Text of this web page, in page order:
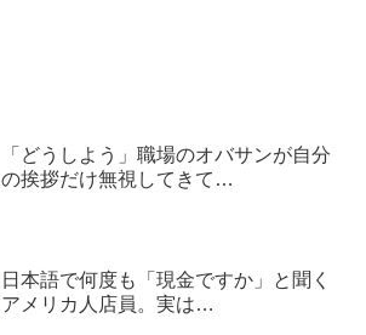
「どうしよう」職場のオバサンが自分
の挨拶だけ無視してきて…
日本語で何度も「現金ですか」と聞く
アメリカ人店員。実は…